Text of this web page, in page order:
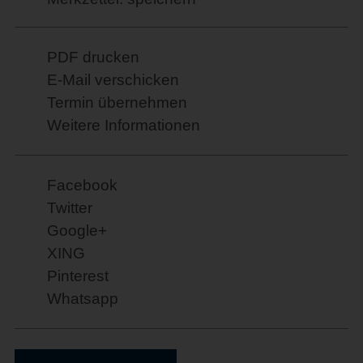
PDF drucken
E-Mail verschicken
Termin übernehmen
Weitere Informationen
Facebook
Twitter
Google+
XING
Pinterest
Whatsapp